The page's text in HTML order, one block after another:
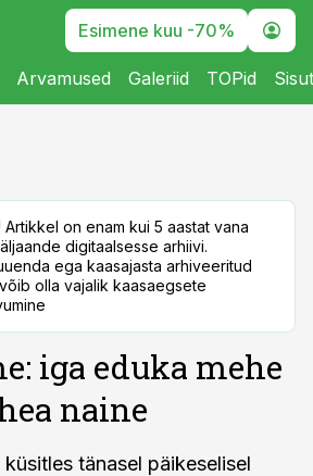
Esimene kuu -70%
Arvamused Galeriid TOPid
Artikkel on enam kui 5 aastat vana
digitaalsesse arhiivi.
ega kaasajasta arhiveeritud
olla vajalik kaasaegsete
iga eduka mehe
naine
tänasel päikeselisel